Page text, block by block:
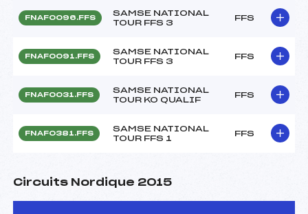
FNAF0096.FFS
SAMSE NATIONAL
TOUR FFS 3
FFS
FNAF0091.FFS
SAMSE NATIONAL
TOUR FFS 3
FFS
FNAF0031.FFS
SAMSE NATIONAL
TOUR KO QUALIF
FFS
FNAF0381.FFS
SAMSE NATIONAL
TOUR FFS 1
FFS
Circuits Nordique 2015